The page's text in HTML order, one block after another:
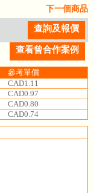
下一個商品
查詢及報價
查看曾合作案例
參考單價
CAD1.11
CAD0.97
CAD0.80
CAD0.74